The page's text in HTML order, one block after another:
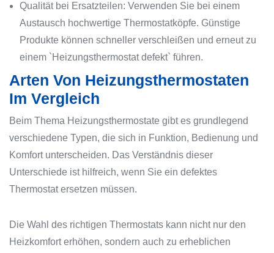
Qualität bei Ersatzteilen: Verwenden Sie bei einem
Austausch hochwertige Thermostatköpfe. Günstige
Produkte können schneller verschleißen und erneut zu
einem `Heizungsthermostat defekt` führen.
Arten Von Heizungsthermostaten
Im Vergleich
Beim Thema Heizungsthermostate gibt es grundlegend
verschiedene Typen, die sich in Funktion, Bedienung und
Komfort unterscheiden. Das Verständnis dieser
Unterschiede ist hilfreich, wenn Sie ein defektes
Thermostat ersetzen müssen.
Die Wahl des richtigen Thermostats kann nicht nur den
Heizkomfort erhöhen, sondern auch zu erheblichen